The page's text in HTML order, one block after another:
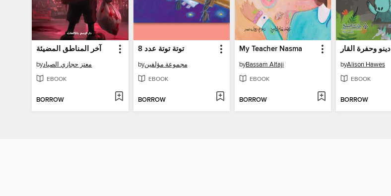
آخر المناطق المضيئة
byمعتز حجازي الصياد
EBOOK
BORROW
توتة توتة عدد 8
byمجموعة مؤلفين
EBOOK
BORROW
My Teacher Nasma
byBassam Altaji
EBOOK
BORROW
دينو وحفرة القار
byAlison Hawes
EBOOK
BORROW